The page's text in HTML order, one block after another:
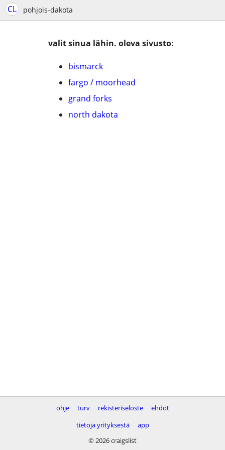
CL pohjois-dakota
valit sinua lähin. oleva sivusto:
bismarck
fargo / moorhead
grand forks
north dakota
ohje turv rekisteriseloste
ehdot
tietoja yrityksestä
app
© 2026 craigslist